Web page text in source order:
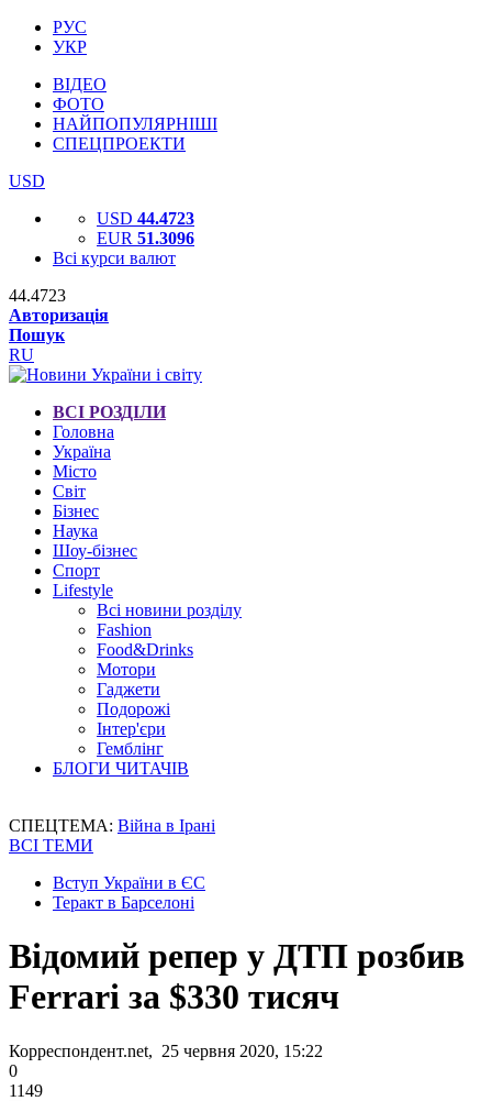
РУС
УКР
ВІДЕО
ФОТО
НАЙПОПУЛЯРНІШІ
СПЕЦПРОЕКТИ
USD
USD 44.4723
EUR 51.3096
Всі курси валют
44.4723
Авторизація
Пошук
RU
ВСІ РОЗДІЛИ
Головна
Україна
Місто
Світ
Бізнес
Наука
Шоу-бізнес
Спорт
Lifestyle
Всі новини розділу
Fashion
Food&Drinks
Мотори
Гаджети
Подорожі
Інтер'єри
Гемблінг
БЛОГИ ЧИТАЧІВ
СПЕЦТЕМА: Війна в Ірані
ВСІ ТЕМИ
Вступ України в ЄС
Теракт в Барселоні
Відомий репер у ДТП розбив
Ferrari за $330 тисяч
Корреспондент.net, 25 червня 2020, 15:22
0
1149